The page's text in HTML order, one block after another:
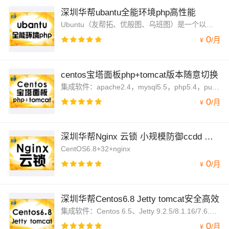
深圳华帮ubantu全能环境php高性能
¥ 0/月
centos宝塔面板php+tomcat版本随意切换
¥ 0/月
深圳华帮Nginx 云锁 小规模防御ccdd 可设waf
CentOS6.8+32+nginx
¥ 0/月
深圳华帮Centos6.8 Jetty tomcat安全高效
¥ 0/月